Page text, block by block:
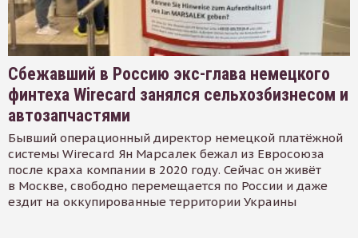
Сбежавший в Россию экс-глава немецкого
финтеха Wirecard занялся сельхозбизнесом и
автозапчастями
Бывший операционный директор немецкой платёжной
системы Wirecard Ян Марсалек бежал из Евросоюза
после краха компании в 2020 году. Сейчас он живёт
в Москве, свободно перемещается по России и даже
ездит на оккупированные территории Украины